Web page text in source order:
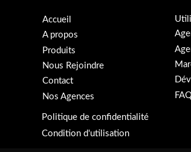
Accueil
A propos
Produits
Nous Rejoindre
Contact
Nos Agences
Politique de confidentialité
Condition d'utilisation